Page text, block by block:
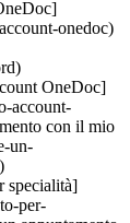
onedoc)
OneDoc]
account-
con il mio
un-
specialità]
per-